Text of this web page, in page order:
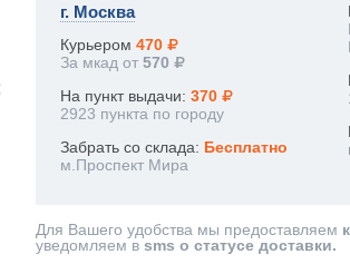
г. Москва
Курьером 470
За мкад от 570
На пункт выдачи: 370
2923 пункта по городу
Забрать со склада: Бесплатно
м.Проспект Мира
Для Вашего удобства мы предоставляем
уведомляем в sms о статусе доставки.